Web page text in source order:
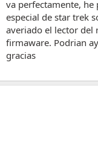
va perfectamente, he
especial de star trek
averiado el lector del
firmaware. Podrian
gracias